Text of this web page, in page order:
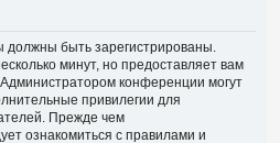
быть зарегистрированы.
минут, но предоставляет вам
конференции могут
привилегии для
Прежде чем
ознакомиться с правилами и